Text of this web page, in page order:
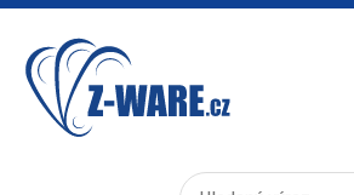
Přejít
hlavnímu
obsahu
Hledat